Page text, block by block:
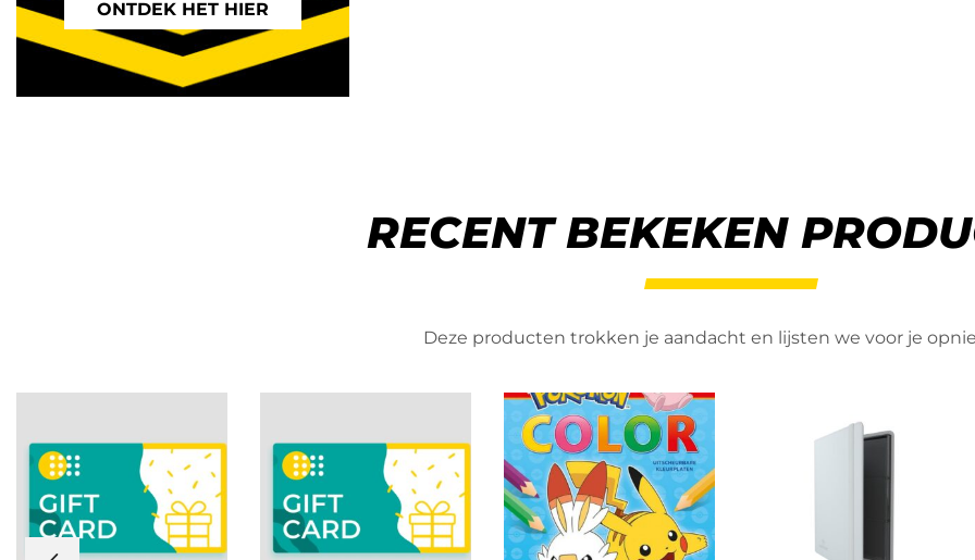
ONTDEK HET HIER
RECENT BEKEKEN
Deze producten trokken je aandacht en lijsten we voor je